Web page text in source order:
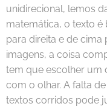
unidirecional, lemos
matemática, o texto
para direita e de cima
imagens, a coisa
tem que escolher um
com o olhar. A falta
textos corridos pode